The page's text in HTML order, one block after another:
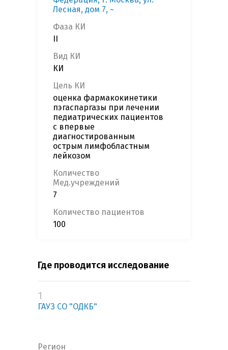
Лесная, дом 7, ~
Фаза КИ
Вид КИ
КИ
Цель КИ
оценка фармакокинетики
пэгаспаргазы при лечении
педиатрических пациентов
с впервые
диагностированным
острым лимфобластным
лейкозом
Количество
Мед.учреждений
7
Количество пациентов
100
Где проводится исследование
1
ГАУЗ СО "ОДКБ"
Регион